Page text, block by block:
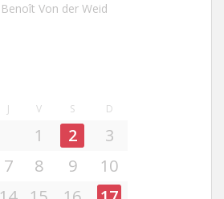
Benoît Von der Weid
J V S D
1 2
3
7 8 9
10